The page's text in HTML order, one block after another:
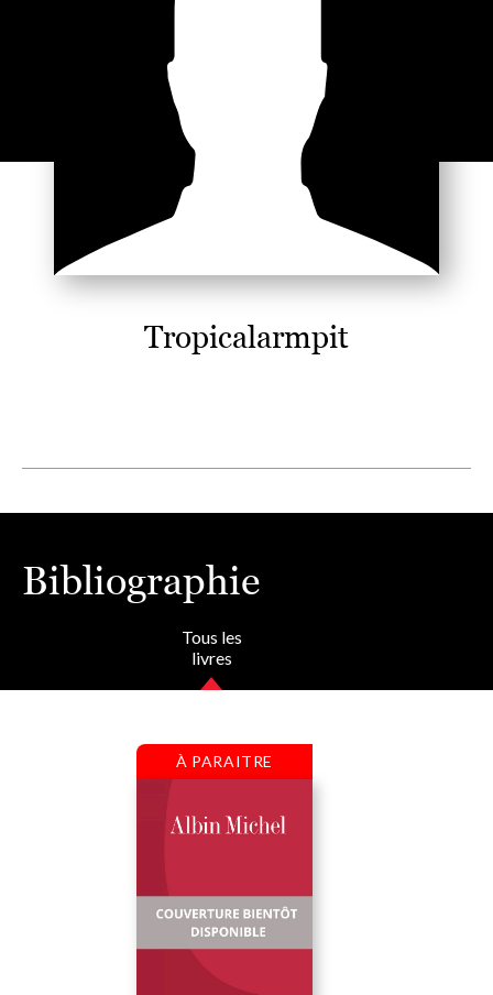
Tropicalarmpit
Bibliographie
Tous les
livres
À PARAITRE